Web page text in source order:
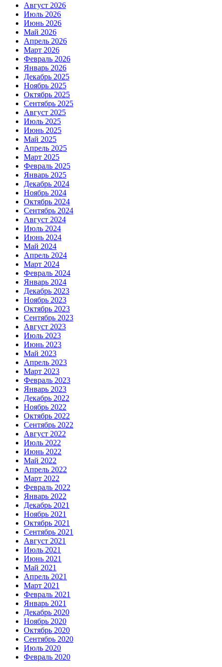
Август 2026
Июль 2026
Июнь 2026
Май 2026
Апрель 2026
Март 2026
Февраль 2026
Январь 2026
Декабрь 2025
Ноябрь 2025
Октябрь 2025
Сентябрь 2025
Август 2025
Июль 2025
Июнь 2025
Май 2025
Апрель 2025
Март 2025
Февраль 2025
Январь 2025
Декабрь 2024
Ноябрь 2024
Октябрь 2024
Сентябрь 2024
Август 2024
Июль 2024
Июнь 2024
Май 2024
Апрель 2024
Март 2024
Февраль 2024
Январь 2024
Декабрь 2023
Ноябрь 2023
Октябрь 2023
Сентябрь 2023
Август 2023
Июль 2023
Июнь 2023
Май 2023
Апрель 2023
Март 2023
Февраль 2023
Январь 2023
Декабрь 2022
Ноябрь 2022
Октябрь 2022
Сентябрь 2022
Август 2022
Июль 2022
Июнь 2022
Май 2022
Апрель 2022
Март 2022
Февраль 2022
Январь 2022
Декабрь 2021
Ноябрь 2021
Октябрь 2021
Сентябрь 2021
Август 2021
Июль 2021
Июнь 2021
Май 2021
Апрель 2021
Март 2021
Февраль 2021
Январь 2021
Декабрь 2020
Ноябрь 2020
Октябрь 2020
Сентябрь 2020
Июль 2020
Февраль 2020